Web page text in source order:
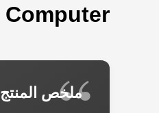
Computer
ملخص المنتج